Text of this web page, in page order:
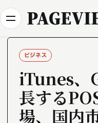
Skip to content
ビジネス
iTunes
長する
場、国内